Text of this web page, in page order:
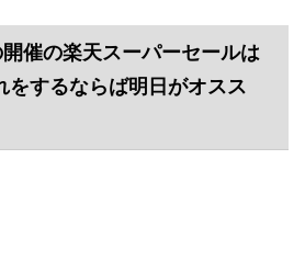
催の楽天スーパーセールは
をするならば明日がオスス